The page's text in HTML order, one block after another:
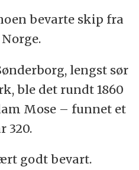
bevarte skip fra
lengst sør
ble det rundt 1860
Mose – funnet et
320.
godt bevart.